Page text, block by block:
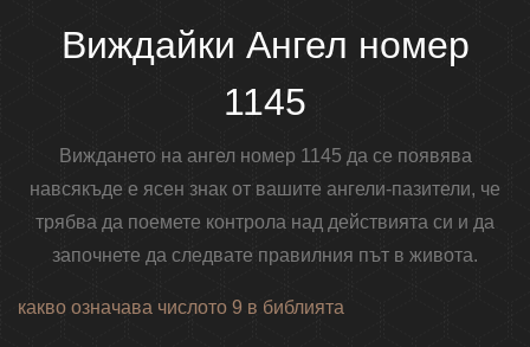
Виждайки Ангел номер
1145
Виждането на ангел номер 1145 да се появява
навсякъде е ясен знак от вашите ангели-пазители, че
трябва да поемете контрола над действията си и да
започнете да следвате правилния път в живота.
какво означава числото 9 в библията